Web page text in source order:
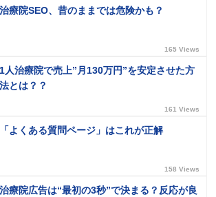
治療院SEO、昔のままでは危険かも？
165 Views
1人治療院で売上”月130万円”を安定させた方
法とは？？
161 Views
「よくある質問ページ」はこれが正解
158 Views
治療院広告は“最初の3秒”で決まる？反応が良